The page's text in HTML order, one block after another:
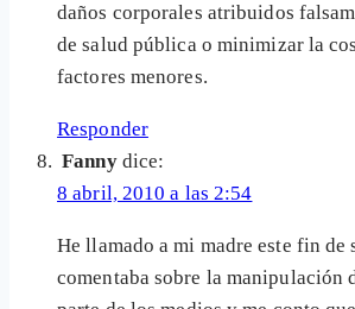
daños corporales atribuidos
de salud pública o minimizar la
factores menores.
Responder
Fanny dice:
8 abril, 2010 a las 2:54
He llamado a mi madre este fin de
comentaba sobre la manipulación